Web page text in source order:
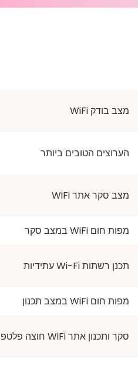
מצב בודק WiFi
הערוצים הטובים ביותר
מצב סקר אתר WiFi
מפות חום WiFi במצב סקר
תכנן רשתות Wi-Fi עתידיות
מפות חום WiFi במצב תכנון
סקר ותכנון אתר WiFi חוצה פלטפורמות